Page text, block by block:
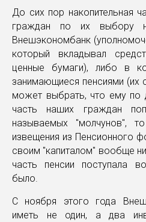
До сих пор накопительная
граждан по их выбору
Внешэкономбанк
который вкладывал
ценные бумаги), либо в
занимающиеся пенсиями (их
может выбрать, что ему по
часть наших граждан
называемых "молчунов",
извещения из Пенсионного
своим "капиталом" вообще
часть пенсии поступала
было.
С ноября этого года
иметь не один, а два